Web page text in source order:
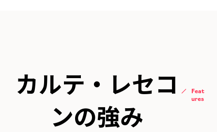
カルテ・レセコ
ンの強み
Feat
ures